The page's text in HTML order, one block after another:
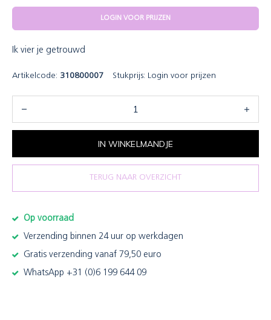
LOGIN VOOR PRIJZEN
Ik vier je getrouwd
Artikelcode: 310800007 Stukprijs: Login voor prijzen
IN WINKELMANDJE
TERUG NAAR OVERZICHT
Op voorraad
Verzending binnen 24 uur op werkdagen
Gratis verzending vanaf 79,50 euro
WhatsApp +31 (0)6 199 644 09